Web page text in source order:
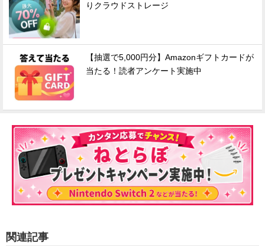
りクラウドストレージ
【抽選で5,000円分】Amazonギフトカードが
当たる！読者アンケート実施中
関連記事